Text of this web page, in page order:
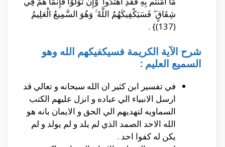
شِقَاقٍ ۖ فَسَيَكْفِيكَهُمُ اللَّهُ ۚ وَهُوَ السَّمِيعُ الْعَلِيمُ
(137)} .
شرح الآية الكريمة فسيكفيكهم الله وهو
السميع العليم :
في تفسير ابن كثير ان الله سبحانه و تعالي قد
ارسل الانبياء الي عباده و انزل عليهم الكتب
السماويه لتهديهم الي الحق و الايمان بانه هو
الله الاحد الصمد الذي لم يلد و لم يولد و لم
يكن له كفوا احد .